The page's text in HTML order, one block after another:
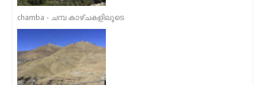
chamba - ചമ്പ കാഴ്ചകളിലൂടെ